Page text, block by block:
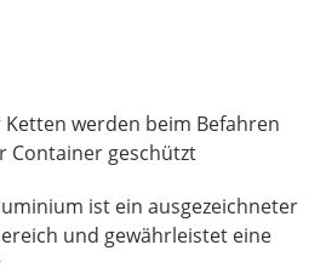
Ketten werden beim Befahren
Container geschützt
ist ein ausgezeichneter
und gewährleistet eine